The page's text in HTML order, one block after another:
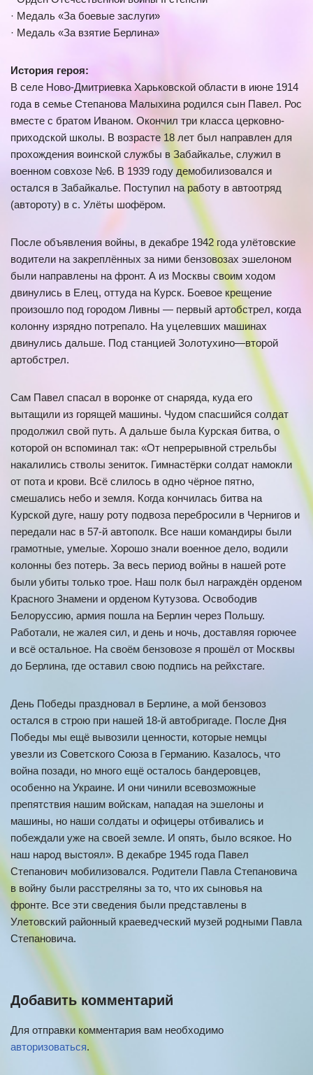
· Медаль «За боевые заслуги»
· Медаль «За взятие Берлина»
История героя:
В селе Ново-Дмитриевка Харьковской области в июне 1914
года в семье Степанова Малыхина родился сын Павел. Рос
вместе с братом Иваном. Окончил три класса церковно-
приходской школы. В возрасте 18 лет был направлен для
прохождения воинской службы в Забайкалье, служил в
военном совхозе №6. В 1939 году демобилизовался и
остался в Забайкалье. Поступил на работу в автоотряд
(автороту) в с. Улёты шофёром.
После объявления войны, в декабре 1942 года улётовские
водители на закреплённых за ними бензовозах эшелоном
были направлены на фронт. А из Москвы своим ходом
двинулись в Елец, оттуда на Курск. Боевое крещение
произошло под городом Ливны — первый артобстрел, когда
колонну изрядно потрепало. На уцелевших машинах
двинулись дальше. Под станцией Золотухино—второй
артобстрел.
Сам Павел спасал в воронке от снаряда, куда его
вытащили из горящей машины. Чудом спасшийся солдат
продолжил свой путь. А дальше была Курская битва, о
которой он вспоминал так: «От непрерывной стрельбы
накалились стволы зениток. Гимнастёрки солдат намокли
от пота и крови. Всё слилось в одно чёрное пятно,
смешались небо и земля. Когда кончилась битва на
Курской дуге, нашу роту подвоза перебросили в Чернигов и
передали нас в 57-й автополк. Все наши командиры были
грамотные, умелые. Хорошо знали военное дело, водили
колонны без потерь. За весь период войны в нашей роте
были убиты только трое. Наш полк был награждён орденом
Красного Знамени и орденом Кутузова. Освободив
Белоруссию, армия пошла на Берлин через Польшу.
Работали, не жалея сил, и день и ночь, доставляя горючее
и всё остальное. На своём бензовозе я прошёл от Москвы
до Берлина, где оставил свою подпись на рейхстаге.
День Победы праздновал в Берлине, а мой бензовоз
остался в строю при нашей 18-й автобригаде. После Дня
Победы мы ещё вывозили ценности, которые немцы
увезли из Советского Союза в Германию. Казалось, что
война позади, но много ещё осталось бандеровцев,
особенно на Украине. И они чинили всевозможные
препятствия нашим войскам, нападая на эшелоны и
машины, но наши солдаты и офицеры отбивались и
побеждали уже на своей земле. И опять, было всякое. Но
наш народ выстоял». В декабре 1945 года Павел
Степанович мобилизовался. Родители Павла Степановича
в войну были расстре­ляны за то, что их сыновья на
фронте. Все эти сведения были представлены в
Улетовский районный краеведческий музей родными Павла
Степановича.
Добавить комментарий
Для отправки комментария вам необходимо
авторизоваться.